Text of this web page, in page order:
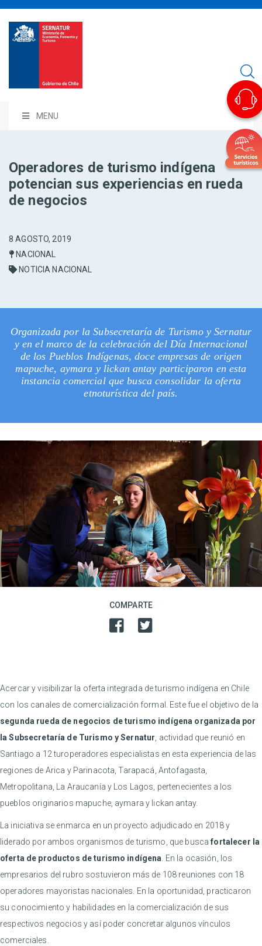
MENU
Operadores de turismo indígena
potencian sus experiencias en rueda
de negocios
8 AGOSTO, 2019
NACIONAL
NOTICIA NACIONAL
Organizada por la Subsecretaría de Turismo y Sernatur
y en el marco de la celebración del Día Internacional
de los Pueblos Indígenas, doce empresas de origen
mapuche, aymara y lickan antay participaron en esta
instancia comercial que busca consolidar la oferta
etnoturística del país.
COMPARTE
Acercar y visibilizar la oferta integrada de turismo indígena en Chile
con los canales de comercialización formal. Este fue el objetivo de la
segunda rueda de negocios de turismo indígena organizada por
la Subsecretaría de Turismo y Sernatur , actividad que reunió en
Santiago a 12 turoperadores especialistas en esta experiencia de las
regiones de Arica y Parinacota, Tarapacá, Antofagasta,
Metropolitana, La Araucanía y Los Lagos, pertenecientes a los
pueblos originarios mapuche, aymara y lickan antay.
La iniciativa se enmarca en un proyecto adjudicado en 2018 y
liderado por ambos organismos de turismo, que buscafortalecer la
oferta de productos de turismo indígena . En la ocasión, los
empresarios del rubro sostuvieron más de 108 reuniones con 18
operadores mayoristas nacionales. En la oportunidad, practicaron
su conocimiento y habilidades en la comercialización de sus
respectivos negocios y así poder concretar algunos vínculos
comerciales.